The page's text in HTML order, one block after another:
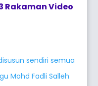
Rakaman Video
sendiri semua
Mohd Fadli Salleh